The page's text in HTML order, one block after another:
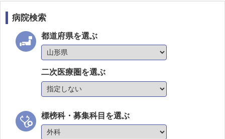
病院検索
都道府県を選ぶ
二次医療圏を選ぶ
標榜科・募集科目を選ぶ